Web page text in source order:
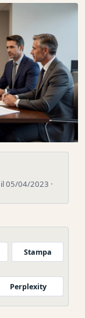
05/04/2023 ·
Stampa
Perplexity